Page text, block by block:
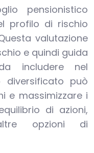
pensionistico
profilo di rischio
valutazione
e quindi guida
includere nel
diversificato può
e massimizzare i
di azioni,
opzioni di